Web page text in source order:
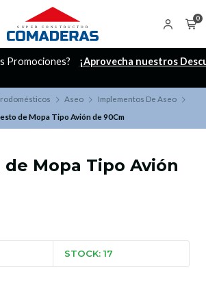
0
¡Aprovecha nuestros Descuentazos!
Aseo
Implementos De Aseo
de Mopa Tipo Avión de 90Cm
Mopa Tipo Avión
STOCK: 17